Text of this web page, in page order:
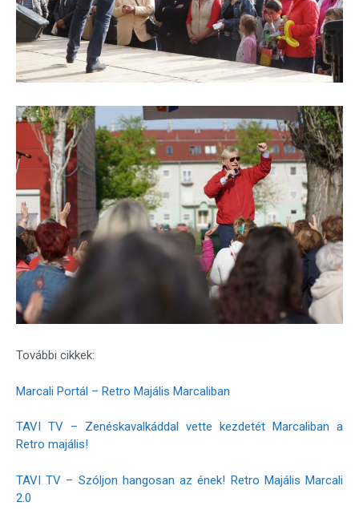
További cikkek:
Marcali Portál – Retro Majális Marcaliban
TAVI TV – Zenéskavalkáddal vette kezdetét Marcaliban a
Retro majális!
TAVI TV – Szóljon hangosan az ének! Retro Majális Marcali
2.0